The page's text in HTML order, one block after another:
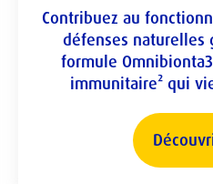
Contribuez au
défenses naturelles
formule
immunitaire² qui